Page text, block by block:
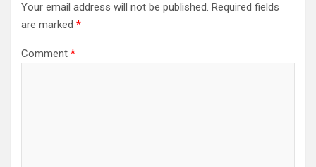
Your email address will not be published. Required fields
are marked *
Comment *